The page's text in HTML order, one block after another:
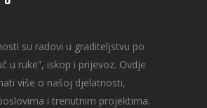
su radovi u graditeljstvu po
u ruke”, iskop i prijevoz. Ovdje
više o našoj djelatnosti,
i trenutnim projektima.